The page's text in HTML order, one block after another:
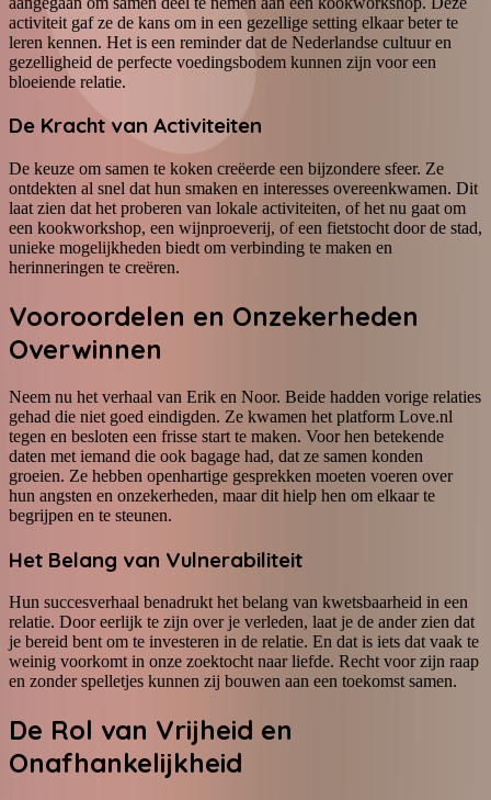
activiteit gaf ze de kans om in een gezellige setting elkaar beter te
leren kennen. Het is een reminder dat de Nederlandse cultuur en
gezelligheid de perfecte voedingsbodem kunnen zijn voor een
bloeiende relatie.
De Kracht van Activiteiten
De keuze om samen te koken creëerde een bijzondere sfeer. Ze
ontdekten al snel dat hun smaken en interesses overeenkwamen. Dit
laat zien dat het proberen van lokale activiteiten, of het nu gaat om
een kookworkshop, een wijnproeverij, of een fietstocht door de stad,
unieke mogelijkheden biedt om verbinding te maken en
herinneringen te creëren.
Vooroordelen en Onzekerheden
Overwinnen
Neem nu het verhaal van Erik en Noor. Beide hadden vorige relaties
gehad die niet goed eindigden. Ze kwamen het platform Love.nl
tegen en besloten een frisse start te maken. Voor hen betekende
daten met iemand die ook bagage had, dat ze samen konden
groeien. Ze hebben openhartige gesprekken moeten voeren over
hun angsten en onzekerheden, maar dit hielp hen om elkaar te
begrijpen en te steunen.
Het Belang van Vulnerabiliteit
Hun succesverhaal benadrukt het belang van kwetsbaarheid in een
relatie. Door eerlijk te zijn over je verleden, laat je de ander zien dat
je bereid bent om te investeren in de relatie. En dat is iets dat vaak te
weinig voorkomt in onze zoektocht naar liefde. Recht voor zijn raap
en zonder spelletjes kunnen zij bouwen aan een toekomst samen.
De Rol van Vrijheid en
Onafhankelijkheid